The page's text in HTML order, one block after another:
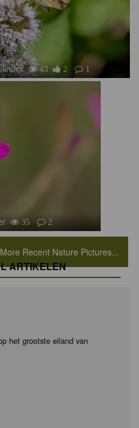
43 2 1
35 2
More Recent Nature Pictures...
ARTIKELEN
het grootste eiland van